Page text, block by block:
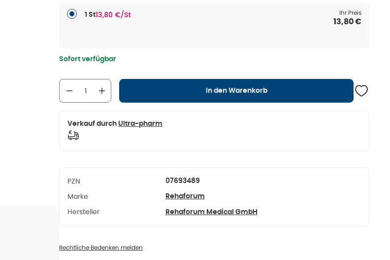
1 St13,80 €/St Ihr Preis
13,80 €
Sofort verfügbar
In den Warenkorb
Verkauf durch Ultra-pharm
PZN 07693489
Marke Rehaforum
Hersteller Rehaforum Medical GmbH
Rechtliche Bedenken melden